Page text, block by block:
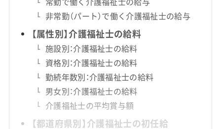
常勤で働く介護福祉士の給与
非常勤（パート）で働く介護福祉士の給与
【属性別】介護福祉士の給料
施設別：介護福祉士の給料
資格別：介護福祉士の給料
勤続年数別：介護福祉士の給料
男女別：介護福祉士の給料
介護福祉士の平均賞与額
【都道府県別】介護福祉士の初任給